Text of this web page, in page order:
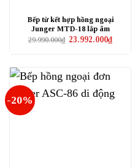
Bếp từ kết hợp hồng ngoại
Junger MTD-18 lắp âm
29.990.000₫ Giá
23.992.000₫Giá
hiện
-20%